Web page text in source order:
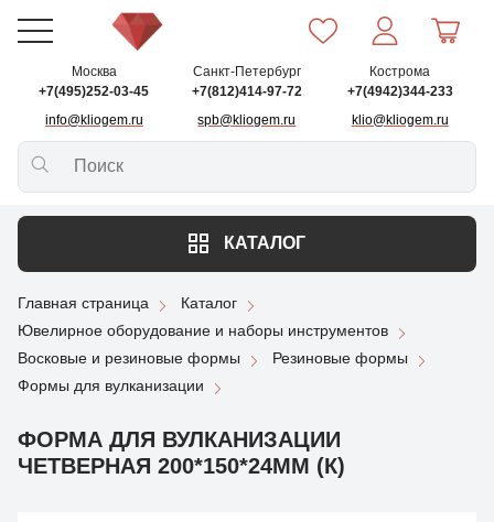
Москва
+7(495)252-03-45
info@kliogem.ru
Санкт-Петербург
+7(812)414-97-72
spb@kliogem.ru
Кострома
+7(4942)344-233
klio@kliogem.ru
КАТАЛОГ
Главная страница
Каталог
Ювелирное оборудование и наборы инструментов
Восковые и резиновые формы
Резиновые формы
Формы для вулканизации
ФОРМА ДЛЯ ВУЛКАНИЗАЦИИ
ЧЕТВЕРНАЯ 200*150*24ММ (К)